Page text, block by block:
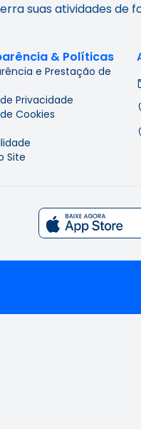
suas atividades de
& Políticas
e Prestação de
Privacidade
Cookies
Site